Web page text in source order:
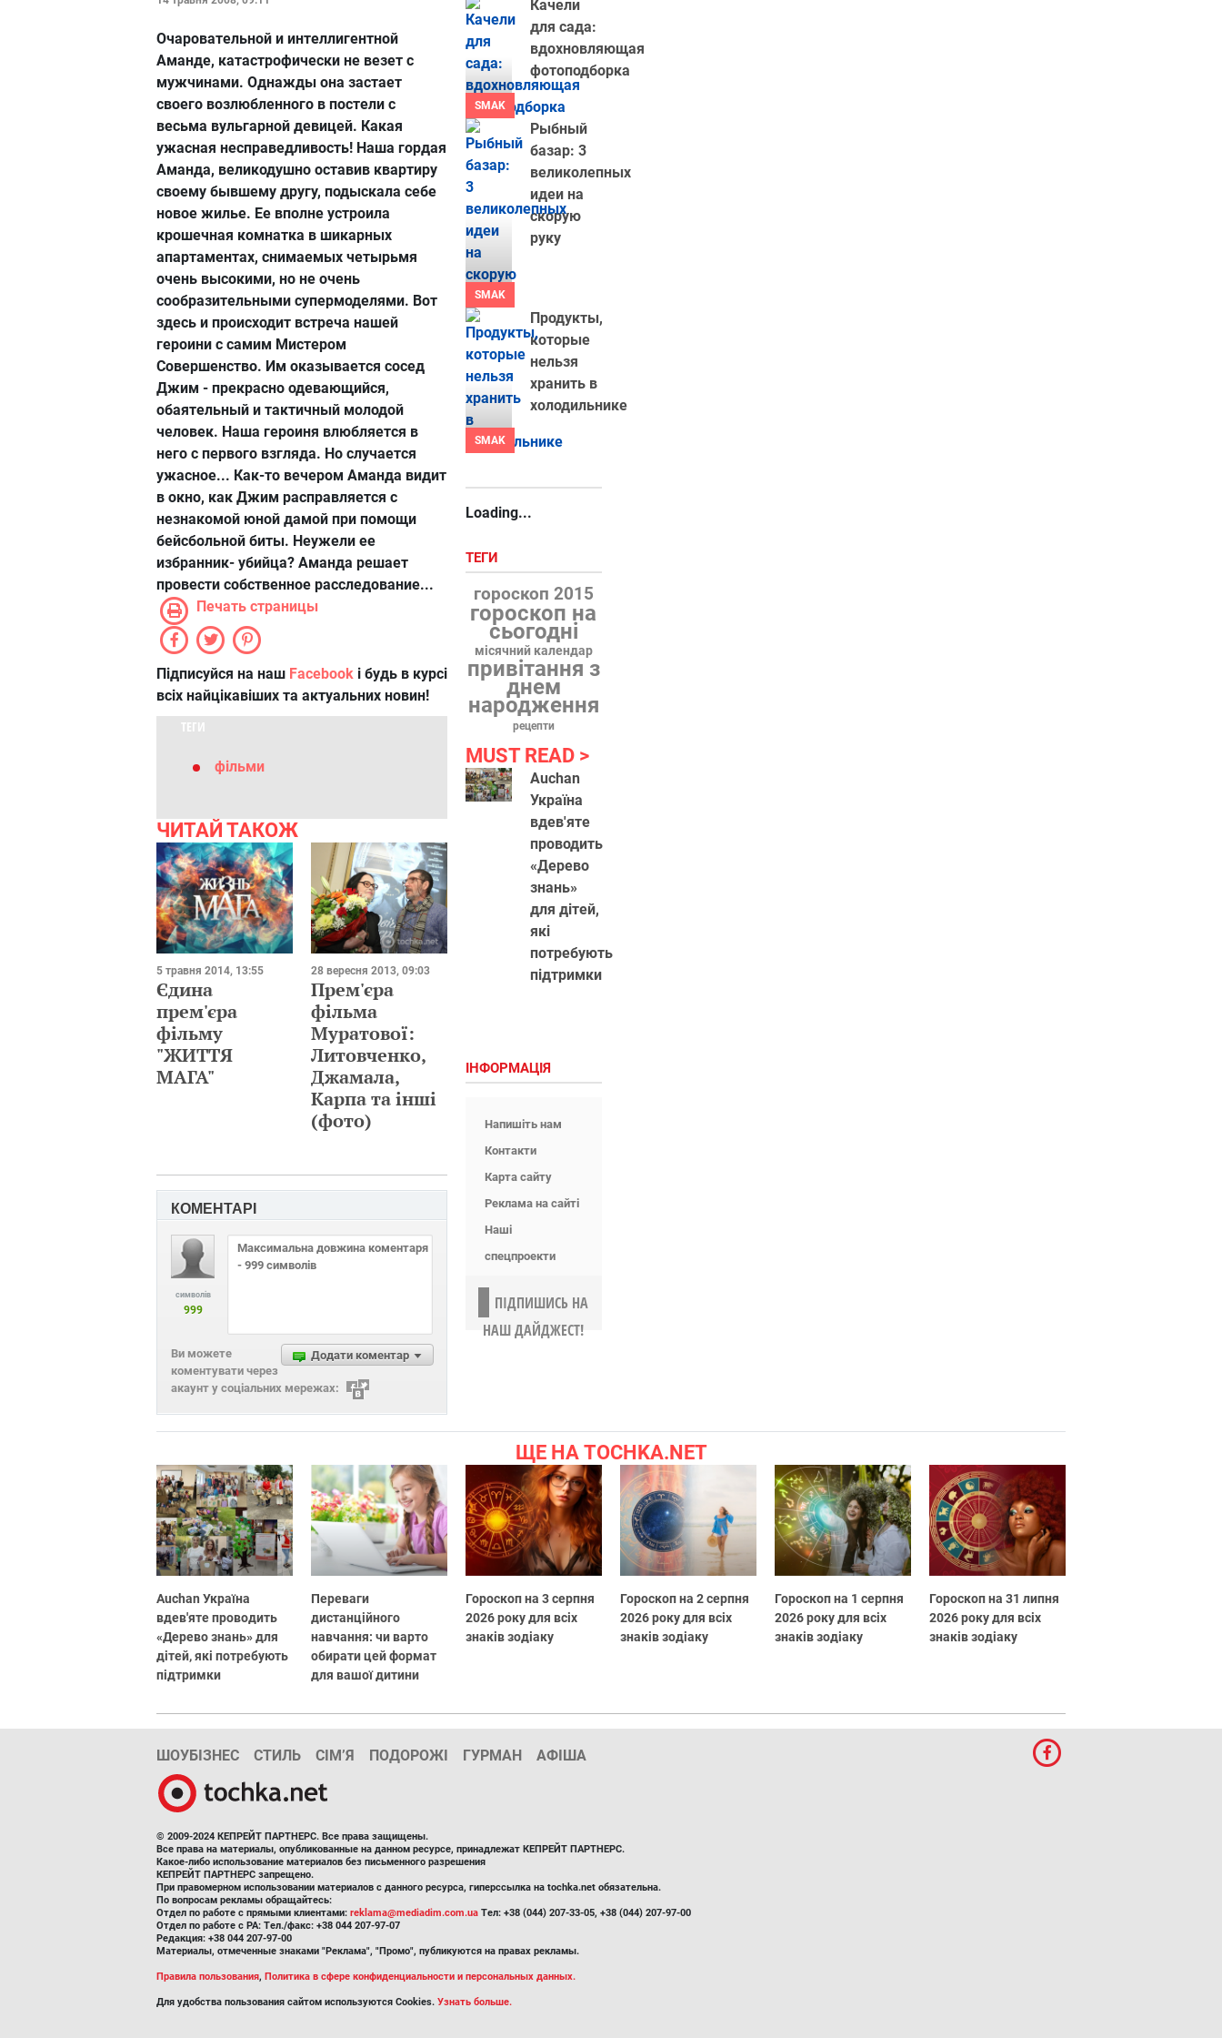
Очаровательной и интеллигентной
Аманде, катастрофически не везет с
мужчинами. Однажды она застает
своего возлюбленного в постели с
весьма вульгарной девицей. Какая
ужасная несправедливость! Наша гордая
Аманда, великодушно оставив квартиру
своему бывшему другу, подыскала себе
новое жилье. Ее вполне устроила
крошечная комнатка в шикарных
апартаментах, снимаемых четырьмя
очень высокими, но не очень
сообразительными супермоделями. Вот
здесь и происходит встреча нашей
героини с самим Мистером
Совершенство. Им оказывается сосед
Джим - прекрасно одевающийся,
обаятельный и тактичный молодой
человек. Наша героиня влюбляется в
него с первого взгляда. Но случается
ужасное... Как-то вечером Аманда видит
в окно, как Джим расправляется с
незнакомой юной дамой при помощи
бейсбольной биты. Неужели ее
избранник- убийца? Аманда решает
провести собственное расследование...
Печать страницы
Підписуйся на наш Facebook і будь в курсі
всіх найцікавіших та актуальних новин!
ТЕГИ
фільми
ЧИТАЙ ТАКОЖ
5 травня 2014, 13:55
Єдина
прем'єра
фільму
"ЖИТТЯ
МАГА"
28 вересня 2013, 09:03
Прем'єра
фільма
Муратової:
Литовченко,
Джамала,
Карпа та інші
(фото)
КОМЕНТАРІ
символів
999
Додати коментар
Ви можете
коментувати через
акаунт у соціальних мережах:
SMAK
Качели
для сада:
вдохновляющая
фотоподборка
SMAK
Рыбный
базар: 3
великолепных
идеи на
скорую
руку
SMAK
Продукты,
которые
нельзя
хранить в
холодильнике
Loading...
ТЕГИ
гороскоп 2015
гороскоп на
сьогодні
місячний календар
привітання з
днем
народження
рецепти
MUST READ
Auchan
Україна
вдев'яте
проводить
«Дерево
знань»
для дітей,
які
потребують
підтримки
ІНФОРМАЦІЯ
Напишіть нам
Контакти
Карта сайту
Реклама на сайті
Наші
спецпроекти
ПІДПИШИСЬ НА
НАШ ДАЙДЖЕСТ!
ЩЕ НА TOCHKA.NET
Auchan Україна
вдев'яте проводить
«Дерево знань» для
дітей, які потребують
підтримки
Переваги
дистанційного
навчання: чи варто
обирати цей формат
для вашої дитини
Гороскоп на 3 серпня
2026 року для всіх
знаків зодіаку
Гороскоп на 2 серпня
2026 року для всіх
знаків зодіаку
Гороскоп на 1 серпня
2026 року для всіх
знаків зодіаку
Гороскоп на 31 липня
2026 року для всіх
знаків зодіаку
ШОУБІЗНЕС СТИЛЬ СІМ’Я ПОДОРОЖІ ГУРМАН АФІША
© 2009-2024 КЕПРЕЙТ ПАРТНЕРС. Все права защищены.
Все права на материалы, опубликованные на данном ресурсе, принадлежат КЕПРЕЙТ ПАРТНЕРС.
Какое-либо использование материалов без письменного разрешения
КЕПРЕЙТ ПАРТНЕРС запрещено.
При правомерном использовании материалов с данного ресурса, гиперссылка на tochka.net обязательна.
По вопросам рекламы обращайтесь:
Отдел по работе с прямыми клиентами: reklama@mediadim.com.ua Тел: +38 (044) 207-33-05, +38 (044) 207-97-00
Отдел по работе с РА: Тел./факс: +38 044 207-97-07
Редакция: +38 044 207-97-00
Материалы, отмеченные знаками "Реклама", "Промо", публикуются на правах рекламы.
Правила пользования, Политика в сфере конфиденциальности и персональных данных.
Для удобства пользования сайтом используются Cookies. Узнать больше.